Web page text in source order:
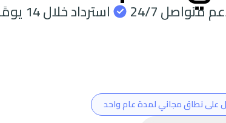
متواصل 24/7 استرداد خلال 14 يومًا
على نطاق مجاني لمدة عام واحد